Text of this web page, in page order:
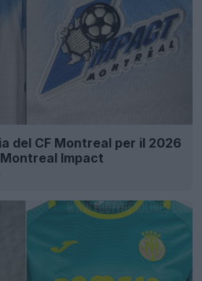
del CF Montreal per il 2026
Impact